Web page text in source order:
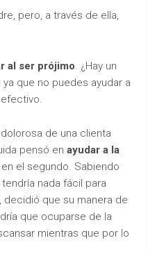
pero, a través de ella,
al ser prójimo. ¿Hay un
que no puedes ayudar a
de una clienta
pensó en ayudar a la
el segundo. Sabiendo
nada fácil para
que su manera de
que ocuparse de la
mientras que por lo